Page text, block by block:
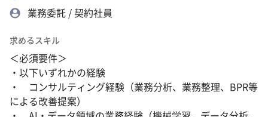
業務委託 / 契約社員
求めるスキル
＜必須要件＞
・以下いずれかの経験
・ コンサルティング経験（業務分析、業務整理、BPR等
による改善提案）